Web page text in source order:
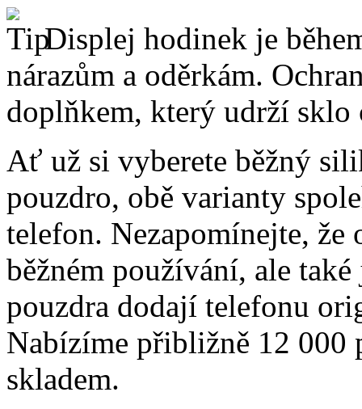
Displej hodinek je
nárazům a oděrkám.
doplňkem, který udrží sklo
Ať už si vyberete běžný
pouzdro, obě varianty
telefon. Nezapomínejte,
běžném používání, ale
pouzdra dodají telefonu
Nabízíme přibližně 12 000
skladem.